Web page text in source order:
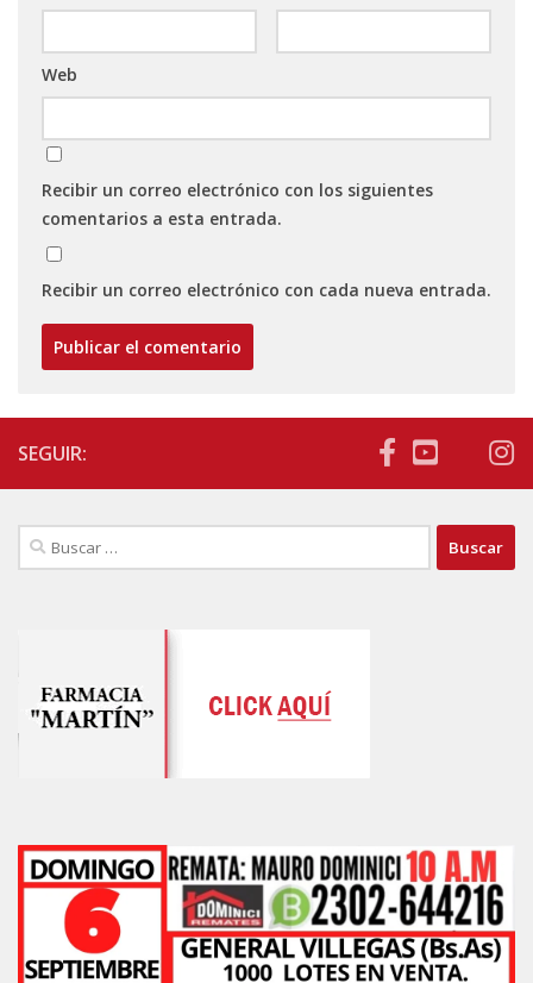
Web
Recibir un correo electrónico con los siguientes
comentarios a esta entrada.
Recibir un correo electrónico con cada nueva entrada.
SEGUIR:
Buscar: